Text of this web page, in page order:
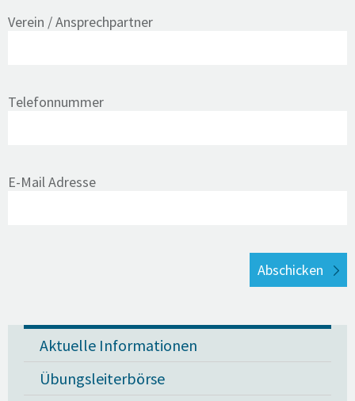
Verein / Ansprechpartner
Telefonnummer
E-Mail Adresse
Aktuelle Informationen
Übungsleiterbörse